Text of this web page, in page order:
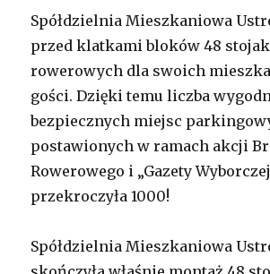
Spółdzielnia Mieszkaniowa
przed klatkami bloków 48
rowerowych dla swoich
gości. Dzięki temu liczba
bezpiecznych miejsc
postawionych w ramach akcji
Rowerowego i „Gazety
przekroczyła 1000!
Spółdzielnia Mieszkaniowa